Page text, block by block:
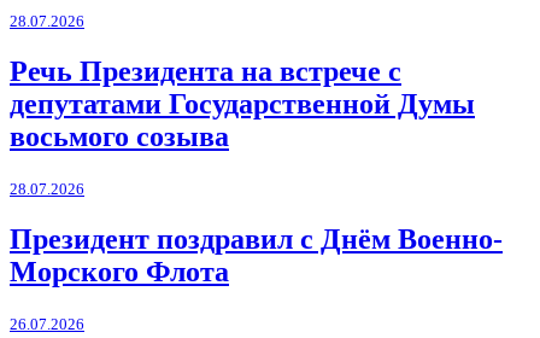
28.07.2026
Речь Президента на встрече с
депутатами Государственной Думы
восьмого созыва
28.07.2026
Президент поздравил с Днём Военно-
Морского Флота
26.07.2026